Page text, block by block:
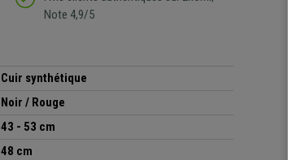
Note 4,9/5
Cuir synthétique
Noir / Rouge
43 - 53 cm
48 cm